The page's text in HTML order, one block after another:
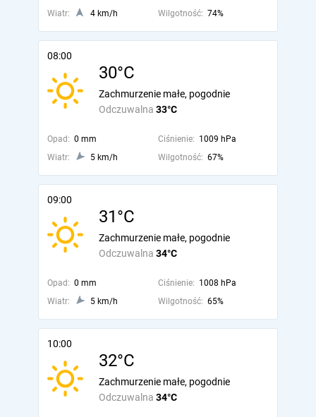
Wiatr: 4 km/h Wilgotność: 74%
08:00
30°C
Odczuwalna 33°C
Zachmurzenie małe, pogodnie
Opad: 0 mm Ciśnienie: 1009 hPa
Wiatr:
5 km/h Wilgotność: 67%
09:00
31°C
Odczuwalna 34°C
Zachmurzenie małe, pogodnie
Opad: 0 mm Ciśnienie: 1008 hPa
Wiatr:
5 km/h Wilgotność: 65%
10:00
32°C
Odczuwalna 34°C
Zachmurzenie małe, pogodnie